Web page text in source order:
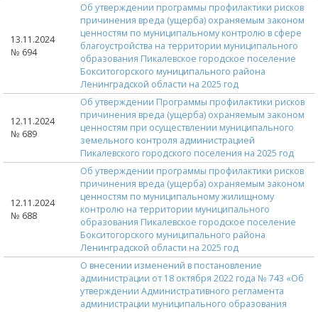
13.11.2024
№ 694
Об утверждении программы профилактики рисков
причинения вреда (ущерба) охраняемым законом
ценностям по муниципальному контролю в сфере
благоустройства на территории муниципального
образования Пикалевское городское поселение
Бокситогорского муниципального района
Ленинградской области на 2025 год
12.11.2024
№ 689
Об утверждении Программы профилактики рисков
причинения вреда (ущерба) охраняемым законом
ценностям при осуществлении муниципального
земельного контроля администрацией
Пикалевского городского поселения на 2025 год
12.11.2024
№ 688
Об утверждении программы профилактики рисков
причинения вреда (ущерба) охраняемым законом
ценностям по муниципальному жилищному
контролю на территории муниципального
образования Пикалевское городское поселение
Бокситогорского муниципального района
Ленинградской области на 2025 год
О внесении изменений в постановление
администрации от 18 октября 2022 года № 743 «Об
утверждении Административного регламента
администрации муниципального образования